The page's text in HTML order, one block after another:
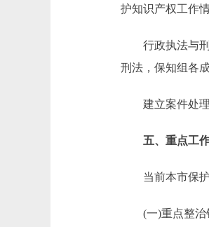
护知识产权工作
行政执法与刑
刑法，保知组各
建立案件处理
五、重点工
当前本市保护
(一)重点整治销